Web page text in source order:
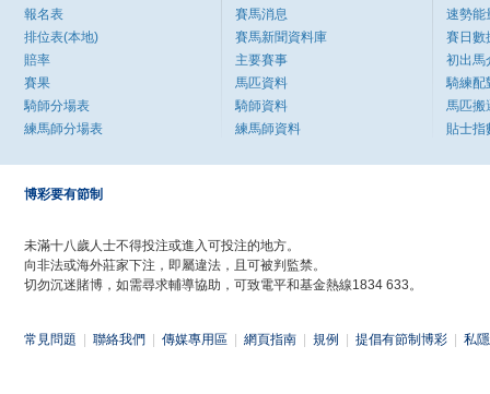
報名表
排位表(本地)
賠率
賽果
騎師分場表
練馬師分場表
賽馬消息
賽馬新聞資料庫
主要賽事
馬匹資料
騎師資料
練馬師資料
速勢能
賽日數
初出馬
騎練配
馬匹搬
貼士指
博彩要有節制
未滿十八歲人士不得投注或進入可投注的地方。
向非法或海外莊家下注，即屬違法，且可被判監禁。
切勿沉迷賭博，如需尋求輔導協助，可致電平和基金熱線1834 633。
常見問題 聯絡我們 傳媒專用區 網頁指南 規例 提倡有節制博彩 私